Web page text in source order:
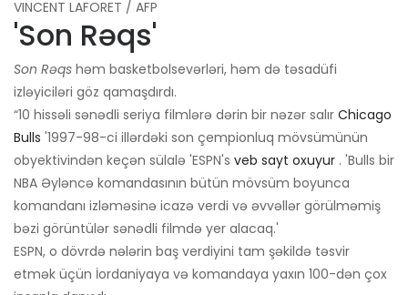
VINCENT LAFORET / AFP
'Son Rəqs'
Son Rəqs həm basketbolsevərləri, həm də təsadüfi
izləyiciləri göz qamaşdırdı.
“10 hissəli sənədli seriya filmlərə dərin bir nəzər salır Chicago
Bulls '1997-98-ci illərdəki son çempionluq mövsümünün
obyektivindən keçən sülalə 'ESPN's veb sayt oxuyur . 'Bulls bir
NBA Əyləncə komandasının bütün mövsüm boyunca
komandanı izləməsinə icazə verdi və əvvəllər görülməmiş
bəzi görüntülər sənədli filmdə yer alacaq.'
ESPN, o dövrdə nələrin baş verdiyini tam şəkildə təsvir
etmək üçün İordaniyaya və komandaya yaxın 100-dən çox